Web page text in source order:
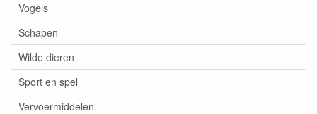
Vogels
Schapen
Wilde dieren
Sport en spel
Vervoermiddelen